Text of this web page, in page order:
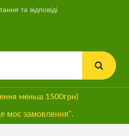
та відповіді
меньш 1500грн)
моє замовлення".